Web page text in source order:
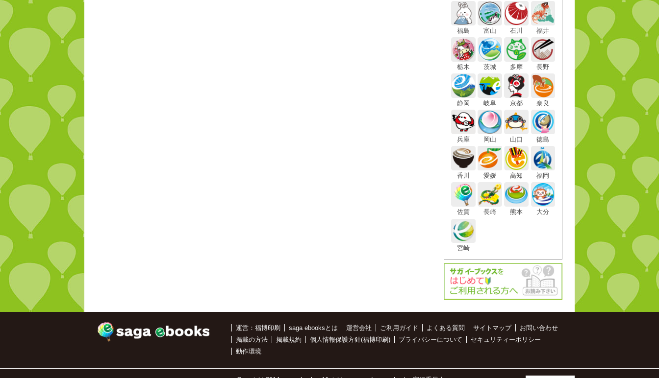
福島 富山 石川 福井
栃木 茨城 多摩 長野
静岡 岐阜 京都 奈良
兵庫 岡山 山口 徳島
香川 愛媛 高知 福岡
佐賀 長崎 熊本 大分
宮崎
運営：福博印刷 saga ebooksとは 運営会社 ご利用ガイド よくある質問 サイトマップ
お問い合わせ
掲載の方法
掲載規約 個人情報保護方針(福博印刷) プライバシーについて
セキュリティーポリシー
動作環境